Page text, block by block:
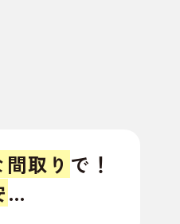
取り で！
…